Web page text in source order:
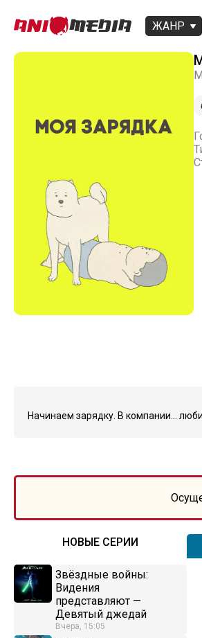
ЖАНР
Начинаем зарядку. В компании…
НОВЫЕ СЕРИИ
Звёздные войны:
Видения
представляют —
Девятый джедай
Вчера, 15:05